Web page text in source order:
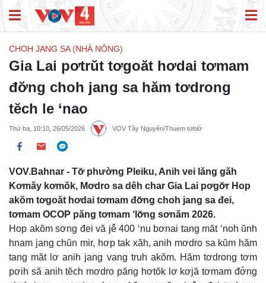
CHOH JANG SA (NHÀ NÔNG)
Gia Lai pơtrŭt tơgoăt hơdai tơmam
đơ̆ng choh jang sa hăm tơdrong
tĕch le ‘nao
Thứ ba, 10:10, 26/05/2026 VOV Tây Nguyên/Thuem tơblơ̆
VOV.Bahnar - Tơ̆ phường Pleiku, Anih vei lăng găh
Kơmăy kơmŏk, Mơdro sa dêh char Gia Lai pơgơ̆r Hop
akŏm tơgoăt hơdai tơmam đơ̆ng choh jang sa đei,
tơmam OCOP păng tơmam ‘lơ̆ng sơnăm 2026.
Hop akŏm sơng đei vă jê̆ 400 ‘nu bơnai tang măt ‘noh ŭnh
hnam jang chŭn mir, hơp tak xăh, anih mơdro sa kŭm hăm
tang măt lơ anih jang vang truh akŏm. Hăm tơdrong tơm
pơih să anih tĕch mơdro păng hơtŏk lơ kơjă tơmam đơ̆ng